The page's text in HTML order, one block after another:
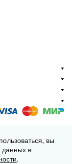
и
вы
данных в
.